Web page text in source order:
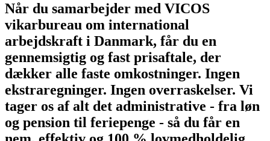
Når du samarbejder med VICOS
vikarbureau om international
arbejdskraft i Danmark, får du en
gennemsigtig og fast prisaftale, der
dækker alle faste omkostninger. Ingen
ekstraregninger. Ingen overraskelser. Vi
tager os af alt det administrative - fra løn
og pension til feriepenge - så du får en